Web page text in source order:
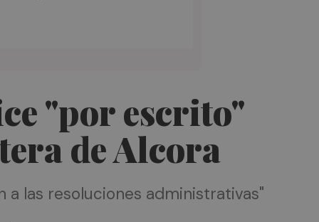
"por escrito"
de Alcora
a las resoluciones administrativas"